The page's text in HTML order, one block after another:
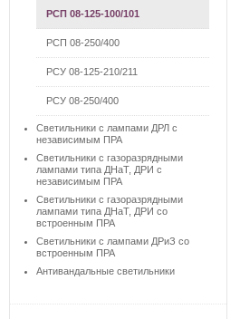
РСП 08-125-100/101
РСП 08-250/400
РСУ 08-125-210/211
РСУ 08-250/400
Светильники с лампами ДРЛ с
независимым ПРА
Светильники с газоразрядными
лампами типа ДНаТ, ДРИ с
независимым ПРА
Светильники с газоразрядными
лампами типа ДНаТ, ДРИ со
встроенным ПРА
Светильники с лампами ДРиЗ со
встроенным ПРА
Антивандальные светильники